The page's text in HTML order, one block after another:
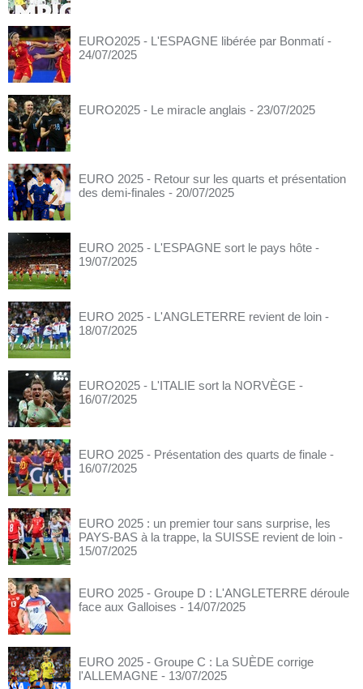
EURO2025 - L'ESPAGNE libérée par Bonmatí -
24/07/2025
EURO2025 - Le miracle anglais - 23/07/2025
EURO 2025 - Retour sur les quarts et présentation
des demi-finales - 20/07/2025
EURO 2025 - L'ESPAGNE sort le pays hôte -
19/07/2025
EURO 2025 - L'ANGLETERRE revient de loin -
18/07/2025
EURO2025 - L'ITALIE sort la NORVÈGE -
16/07/2025
EURO 2025 - Présentation des quarts de finale -
16/07/2025
EURO 2025 : un premier tour sans surprise, les
PAYS-BAS à la trappe, la SUISSE revient de loin -
15/07/2025
EURO 2025 - Groupe D : L'ANGLETERRE déroule
face aux Galloises - 14/07/2025
EURO 2025 - Groupe C : La SUÈDE corrige
l'ALLEMAGNE - 13/07/2025